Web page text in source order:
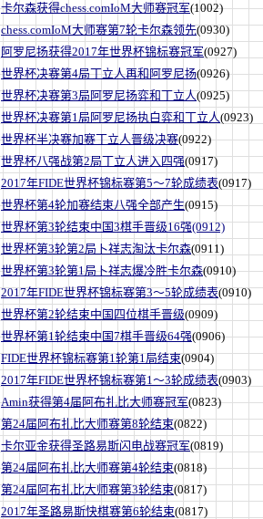
卡尔森获得chess.comIoM大师赛冠军(1002)
chess.comIoM大师赛第7轮卡尔森领先(0930)
阿罗尼扬获得2017年世界杯锦标赛冠军(0927)
世界杯决赛第4局丁立人再和阿罗尼扬(0926)
世界杯决赛第3局阿罗尼扬弈和丁立人(0925)
世界杯决赛第1局阿罗尼扬执白弈和丁立人(0923)
世界杯半决赛加赛丁立人晋级决赛(0922)
世界杯八强战第2局丁立人进入四强(0917)
2017年FIDE世界杯锦标赛第5～7轮成绩表(0917)
世界杯第4轮加赛结束八强全部产生(0915)
世界杯第3轮结束中国3棋手晋级16强(0912)
世界杯第3轮第2局卜祥志淘汰卡尔森(0911)
世界杯第3轮第1局卜祥志爆冷胜卡尔森(0910)
2017年FIDE世界杯锦标赛第3～5轮成绩表(0910)
世界杯第2轮结束中国四位棋手晋级(0909)
世界杯第1轮结束中国7棋手晋级64强(0906)
FIDE世界杯锦标赛第1轮第1局结束(0904)
2017年FIDE世界杯锦标赛第1～3轮成绩表(0903)
Amin获得第4届阿布扎比大师赛冠军(0823)
第24届阿布扎比大师赛第8轮结束(0822)
卡尔亚金获得圣路易斯闪电战赛冠军(0819)
第24届阿布扎比大师赛第4轮结束(0818)
第24届阿布扎比大师赛第3轮结束(0817)
2017年圣路易斯快棋赛第6轮结束(0817)